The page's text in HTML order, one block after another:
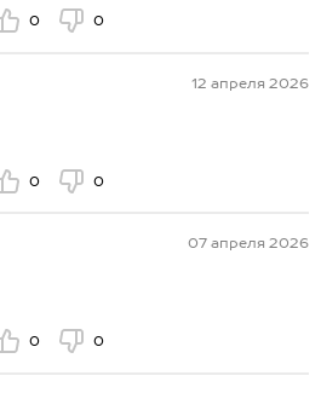
0 0
12 апреля 2026
0 0
07 апреля 2026
0 0